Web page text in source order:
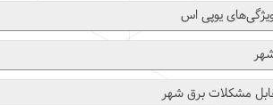
یوپی اس
مشکلات برق شهر